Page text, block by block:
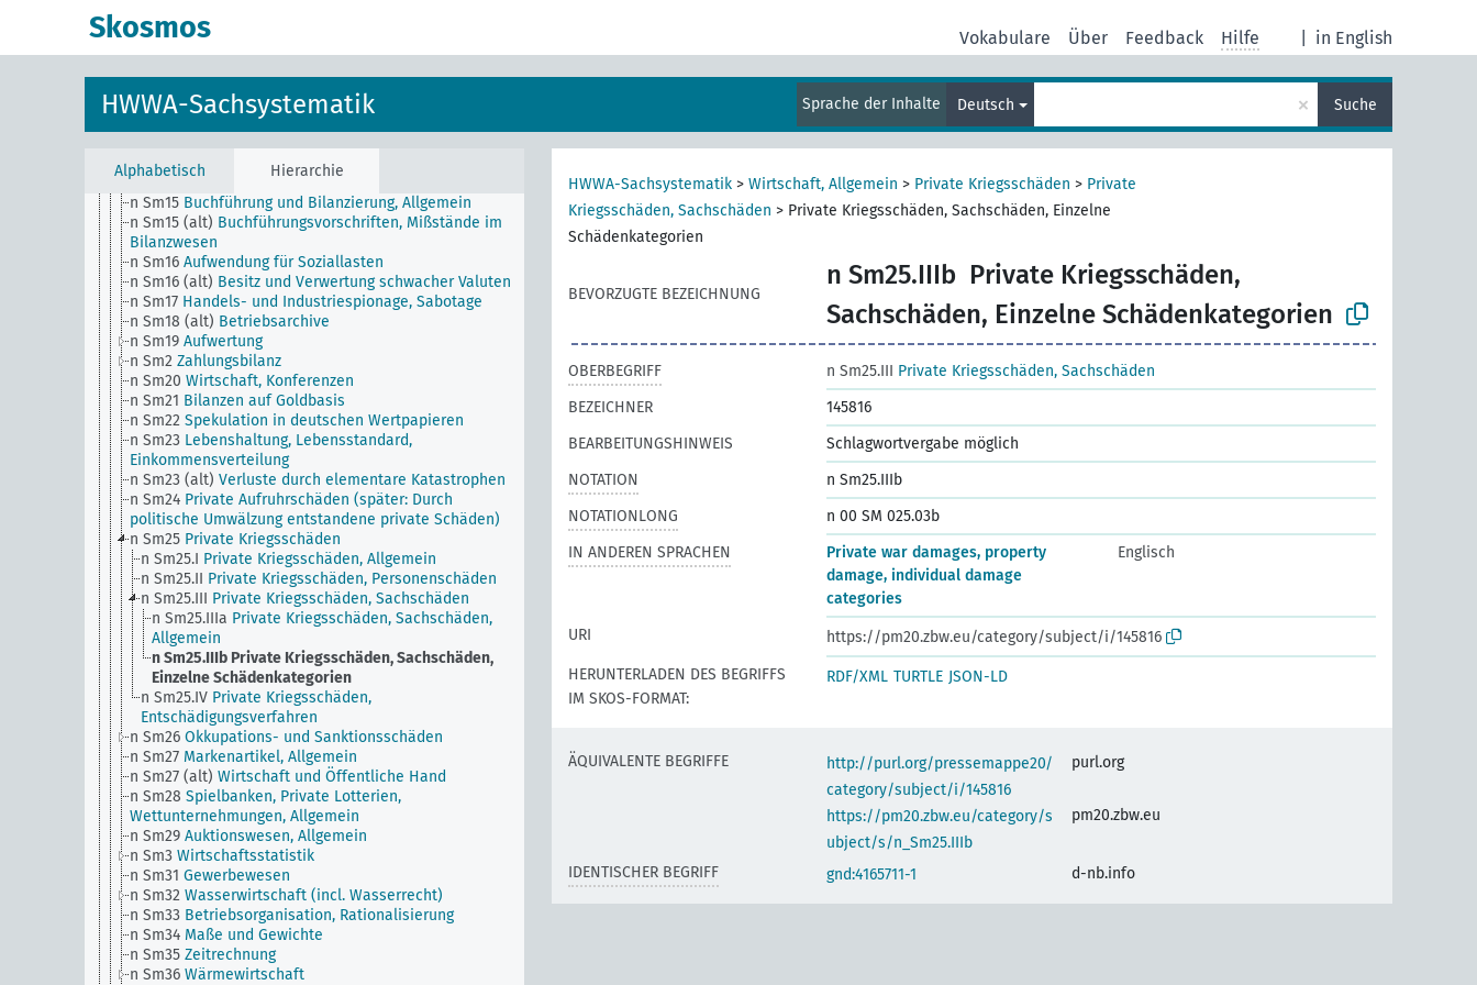
Skosmos in English
Vokabulare Über Feedback Hilfe
HWWA-Sachsystematik Sprache der Inhalte Deutsch × Suche
Alphabetisch Hierarchie
n Sm101 Verschiedene Wirtschaftszweige
n Sm12 Marktforschung und
Absatzsteigerungsmethoden, Allgemein
n Sm14 Unternehmertum und Betriebsführung
n Sm14 (alt)
n Sm15 Buchführung und Bilanzierung, Allgemein
n Sm15 (alt) Buchführungsvorschriften, Mißstände im
Bilanzwesen
n Sm16 Aufwendung für Soziallasten
n Sm16 (alt) Besitz und Verwertung schwacher Valuten
n Sm17 Handels- und Industriespionage, Sabotage
n Sm18 (alt) Betriebsarchive
n Sm19 Aufwertung
n Sm2 Zahlungsbilanz
n Sm20 Wirtschaft, Konferenzen
n Sm21 Bilanzen auf Goldbasis
n Sm22 Spekulation in deutschen Wertpapieren
n Sm23 Lebenshaltung, Lebensstandard,
Einkommensverteilung
n Sm23 (alt) Verluste durch elementare Katastrophen
n Sm24 Private Aufruhrschäden (später: Durch
politische Umwälzung entstandene private Schäden)
n Sm25 Private Kriegsschäden
n Sm25.I Private Kriegsschäden, Allgemein
n Sm25.II Private Kriegsschäden, Personenschäden
n Sm25.III Private Kriegsschäden, Sachschäden
n Sm25.IIIa Private Kriegsschäden, Sachschäden,
Allgemein
n Sm25.IIIb Private Kriegsschäden, Sachschäden,
Einzelne Schädenkategorien
n Sm25.IV Private Kriegsschäden,
Entschädigungsverfahren
n Sm26 Okkupations- und Sanktionsschäden
n Sm27 Markenartikel, Allgemein
n Sm27 (alt) Wirtschaft und Öffentliche Hand
n Sm28 Spielbanken, Private Lotterien,
Wettunternehmungen, Allgemein
n Sm29 Auktionswesen, Allgemein
n Sm3 Wirtschaftsstatistik
n Sm31 Gewerbewesen
n Sm32 Wasserwirtschaft (incl. Wasserrecht)
n Sm33 Betriebsorganisation, Rationalisierung
n Sm34 Maße und Gewichte
n Sm35 Zeitrechnung
n Sm36 Wärmewirtschaft
HWWA-Sachsystematik > Wirtschaft, Allgemein > Private Kriegsschäden > Private
Kriegsschäden, Sachschäden > Private Kriegsschäden, Sachschäden, Einzelne
Schädenkategorien
BEVORZUGTE BEZEICHNUNG
n Sm25.IIIb Private Kriegsschäden,
Sachschäden, Einzelne Schädenkategorien
OBERBEGRIFF n Sm25.III Private Kriegsschäden, Sachschäden
BEZEICHNER
145816
BEARBEITUNGSHINWEIS
Schlagwortvergabe möglich
NOTATION
n Sm25.IIIb
NOTATIONLONG
n 00 SM 025.03b
IN ANDEREN SPRACHEN
Private war damages, property
damage, individual damage
categories
Englisch
URI
https://pm20.zbw.eu/category/subject/i/145816
HERUNTERLADEN DES BEGRIFFS
IM SKOS-FORMAT:
RDF/XML TURTLE JSON-LD
ÄQUIVALENTE BEGRIFFE
http://purl.org/pressemappe20/
category/subject/i/145816
purl.org
https://pm20.zbw.eu/category/s
ubject/s/n_Sm25.IIIb
pm20.zbw.eu
IDENTISCHER BEGRIFF gnd:4165711-1 d-nb.info